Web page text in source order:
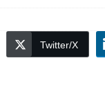
Twitter/X